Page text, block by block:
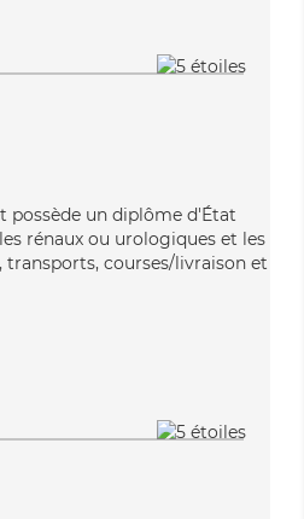
possède un diplôme d'État
rénaux ou urologiques et les
transports, courses/livraison et